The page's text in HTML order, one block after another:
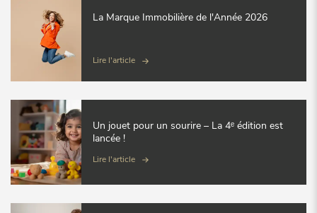
La Marque Immobilière de l'Année 2026
Lire l'article
Un jouet pour un sourire – La 4ᵉ édition est
lancée !
Lire l'article